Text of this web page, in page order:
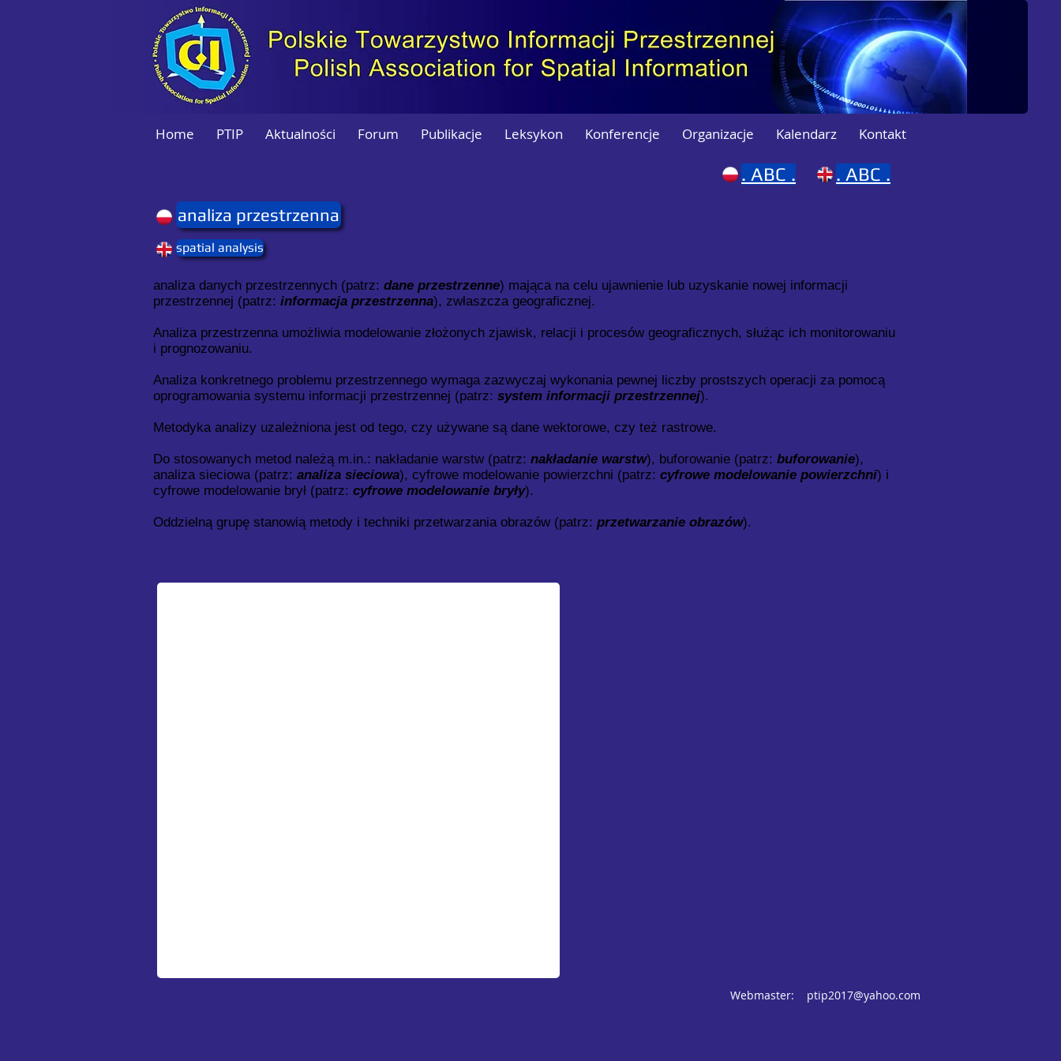
Home PTIP Aktualności Forum Publikacje Leksykon Konferencje Organizacje Kalendarz Kontakt
. ABC . . ABC .
analiza przestrzenna
spatial analysis
analiza danych przestrzennych (patrz: dane przestrzenne) mająca na celu ujawnienie lub uzyskanie nowej informacji
przestrzennej (patrz: informacja przestrzenna), zwłaszcza geograficznej.
Analiza przestrzenna umożliwia modelowanie złożonych zjawisk, relacji i procesów geograficznych, służąc ich monitorowaniu
i prognozowaniu.
Analiza konkretnego problemu przestrzennego wymaga zazwyczaj wykonania pewnej liczby prostszych operacji za pomocą
oprogramowania systemu informacji przestrzennej (patrz: system informacji przestrzennej).
Metodyka analizy uzależniona jest od tego, czy używane są dane wektorowe, czy też rastrowe.
Do stosowanych metod należą m.in.: nakładanie warstw (patrz: nakładanie warstw), buforowanie (patrz: buforowanie),
analiza sieciowa (patrz: analiza sieciowa), cyfrowe modelowanie powierzchni (patrz: cyfrowe modelowanie powierzchni) i
cyfrowe modelowanie brył (patrz: cyfrowe modelowanie bryły).
Oddzielną grupę stanowią metody i techniki przetwarzania obrazów (patrz: przetwarzanie obrazów).
Webmaster: ptip2017@yahoo.com